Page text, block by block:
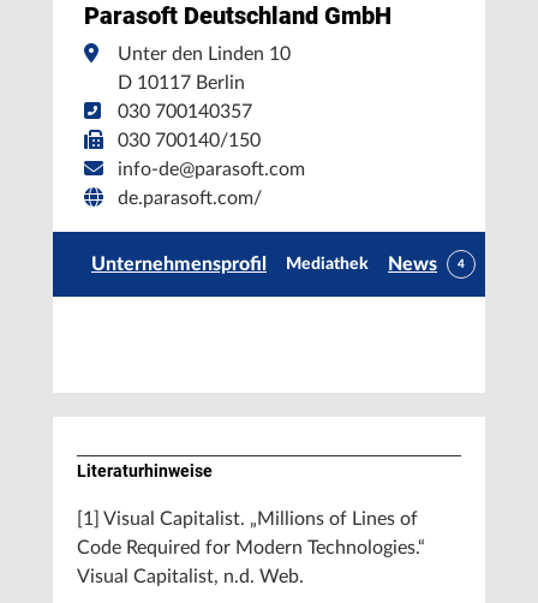
Parasoft Deutschland GmbH
Unter den Linden 10
D 10117 Berlin
030 700140357
030 700140/150
info-de@parasoft.com
de.parasoft.com/
Unternehmensprofil Mediathek News 4
Literaturhinweise
[1] Visual Capitalist. „Millions of Lines of
Code Required for Modern Technologies.“
Visual Capitalist, n.d. Web.